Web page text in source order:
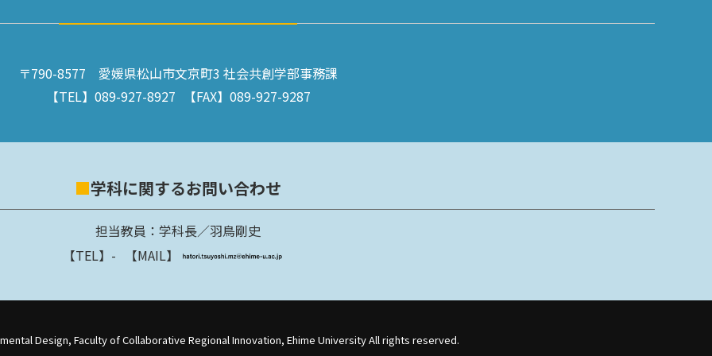
〒790-8577
愛媛県松山市文京町3 社会共創学部事務課
【TEL】 089-927-8927 【FAX】 089-927-9287
学科に関するお問い合わせ
担当教員：学科長／羽鳥剛史
【TEL】 - 【MAIL】
Design, Faculty of Collaborative Regional Innovation, Ehime University All rights reserved.